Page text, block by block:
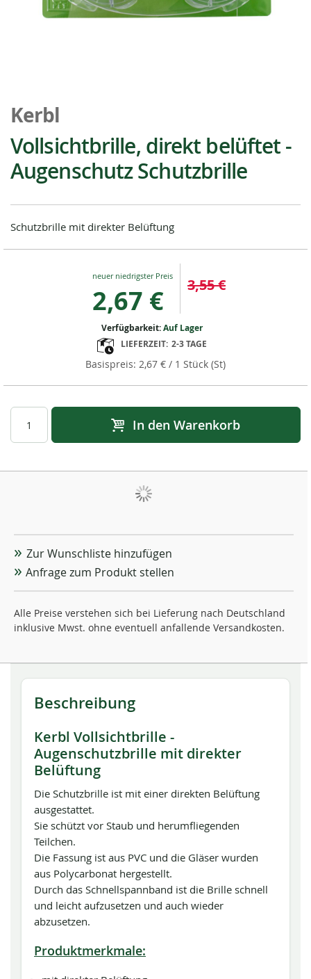
Anfang
der
Bildgalerie
springen
Kerbl
Vollsichtbrille, direkt belüftet -
Augenschutz Schutzbrille
Schutzbrille mit direkter Belüftung
Special
2,67 € 3,55 €
2,67 € / 1 Stück (St)
Verfügbarkeit:Auf Lager
LIEFERZEIT: 2-3 TAGE
In den Warenkorb
Zur Wunschliste hinzufügen
Anfrage zum Produkt stellen
Alle Preise verstehen sich bei Lieferung nach Deutschland
inklusive Mwst. ohne eventuell anfallende Versandkosten.
Beschreibung
Kerbl Vollsichtbrille -
Augenschutzbrille mit direkter
Belüftung
Die Schutzbrille ist mit einer direkten Belüftung
ausgestattet.
Sie schützt vor Staub und herumfliegenden
Teilchen.
Die Fassung ist aus PVC und die Gläser wurden
aus Polycarbonat hergestellt.
Durch das Schnellspannband ist die Brille schnell
und leicht aufzusetzen und auch wieder
abzusetzen.
Produktmerkmale: